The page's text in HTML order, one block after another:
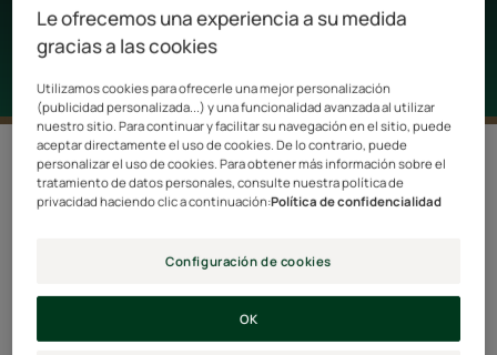
3 resultados "Cuero cabelludo graso"
Champú
ligereza
Complexe
y
Le ofrecemos una experiencia a su medida
gracias a las cookies
Utilizamos cookies para ofrecerle una mejor personalización
(publicidad personalizada...) y una funcionalidad avanzada al utilizar
nuestro sitio. Para continuar y facilitar su navegación en el sitio, puede
aceptar directamente el uso de cookies. De lo contrario, puede
personalizar el uso de cookies. Para obtener más información sobre el
tratamiento de datos personales, consulte nuestra política de
privacidad haciendo clic a continuación:Política de confidencialidad
Configuración de cookies
OK